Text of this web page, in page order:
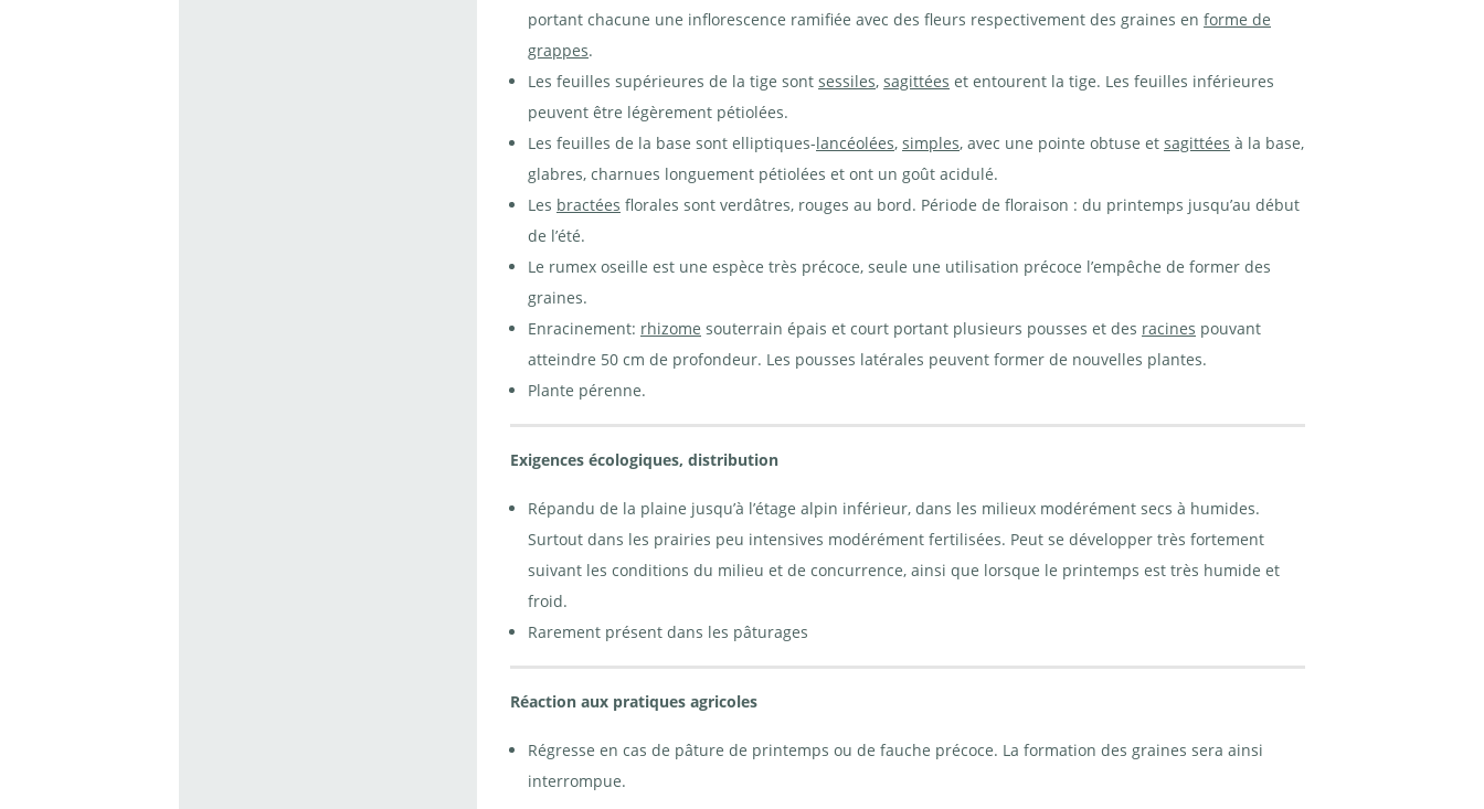
Rumex
oseille -
acetosa | ©
e-pics
A.Krebs
Rumex oseille - Rumex
acetosa. Prairie avec une
portant chacune une inflorescence ramifiée avec des fleurs respectivement des graines en forme de
grappes.
Les feuilles supérieures de la tige sont sessiles, sagittées et entourent la tige. Les feuilles inférieures
peuvent être légèrement pétiolées.
Les feuilles de la base sont elliptiques-lancéolées, simples, avec une pointe obtuse et sagittées à la base,
glabres, charnues longuement pétiolées et ont un goût acidulé.
Les bractées florales sont verdâtres, rouges au bord. Période de floraison : du printemps jusqu’au début
de l’été.
Le rumex oseille est une espèce très précoce, seule une utilisation précoce l’empêche de former des
graines.
Enracinement: rhizome souterrain épais et court portant plusieurs pousses et des racines pouvant
atteindre 50 cm de profondeur. Les pousses latérales peuvent former de nouvelles plantes.
Plante pérenne.
Exigences écologiques, distribution
Répandu de la plaine jusqu’à l’étage alpin inférieur, dans les milieux modérément secs à humides.
Surtout dans les prairies peu intensives modérément fertilisées. Peut se développer très fortement
suivant les conditions du milieu et de concurrence, ainsi que lorsque le printemps est très humide et
froid.
Rarement présent dans les pâturages
Réaction aux pratiques agricoles
Régresse en cas de pâture de printemps ou de fauche précoce. La formation des graines sera ainsi
interrompue.